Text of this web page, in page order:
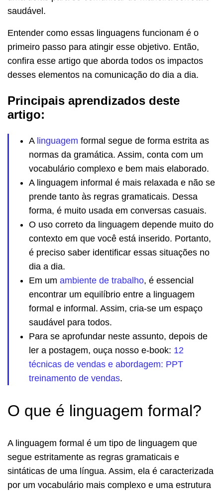
saudável.
Entender como essas linguagens funcionam é o
primeiro passo para atingir esse objetivo. Então,
confira esse artigo que aborda todos os impactos
desses elementos na comunicação do dia a dia.
Principais aprendizados deste
artigo:
A linguagem formal segue de forma estrita as
normas da gramática. Assim, conta com um
vocabulário complexo e bem mais elaborado.
A linguagem informal é mais relaxada e não se
prende tanto às regras gramaticais. Dessa
forma, é muito usada em conversas casuais.
O uso correto da linguagem depende muito do
contexto em que você está inserido. Portanto,
é preciso saber identificar essas situações no
dia a dia.
Em um ambiente de trabalho, é essencial
encontrar um equilíbrio entre a linguagem
formal e informal. Assim, cria-se um espaço
saudável para todos.
Para se aprofundar neste assunto, depois de
ler a postagem, ouça nosso e-book: 12
técnicas de vendas e abordagem: PPT
treinamento de vendas.
O que é linguagem formal?
A linguagem formal é um tipo de linguagem que
segue estritamente as regras gramaticais e
sintáticas de uma língua. Assim, ela é caracterizada
por um vocabulário mais complexo e uma estrutura